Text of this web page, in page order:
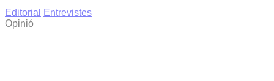
Editorial
Entrevistes
Opinió